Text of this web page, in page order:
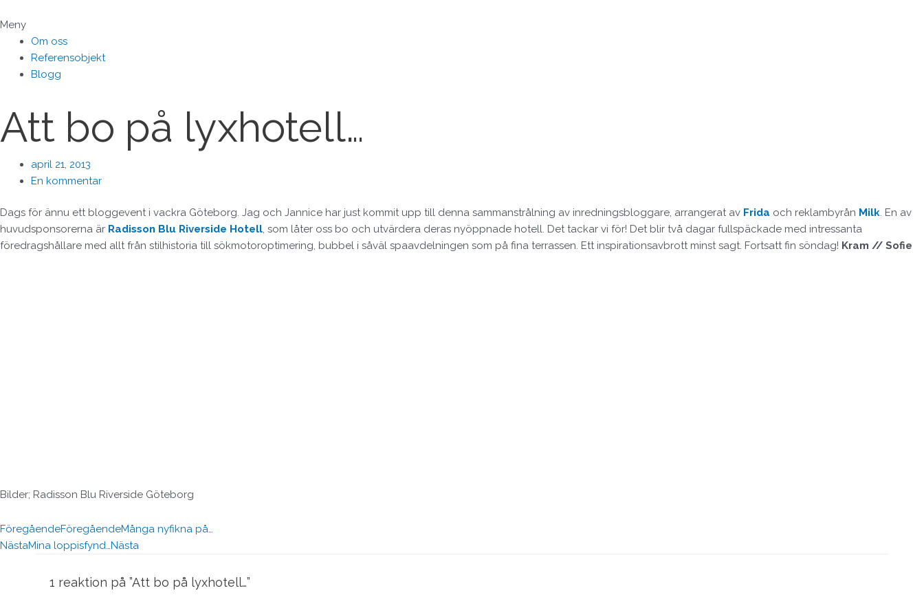
till
innehåll
Meny
Om oss
Referensobjekt
Blogg
Att bo på lyxhotell…
april 21, 2013
En kommentar
Dags för ännu ett bloggevent i vackra Göteborg. Jag och Jannice har just kommit upp till denna sammanstrålning av inredningsbloggare, arrangerat av Frida och reklambyrån Milk. En av
huvudsponsorerna är Radisson Blu Riverside Hotell, som låter oss bo och utvärdera deras nyöppnade hotell. Det tackar vi för! Det blir två dagar fullspäckade med intressanta
föredragshållare med allt från stilhistoria till sökmotoroptimering, bubbel i såväl spaavdelningen som på fina terrassen. Ett inspirationsavbrott minst sagt. Fortsatt fin söndag! Kram // Sofie
Bilder; Radisson Blu Riverside Göteborg
FöregåendeFöregåendeMånga nyfikna på…
NästaMina loppisfynd…Nästa
1 reaktion på ”Att bo på lyxhotell…”